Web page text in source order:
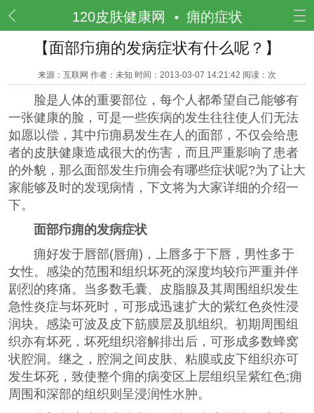
120皮肤健康网 痈的症状
【面部疖痈的发病症状有什么呢？】
来源：互联网 作者：未知 时间：2013-03-07 14:21:42 阅读： 次
脸是人体的重要部位，每个人都希望自己能够有
一张健康的脸，可是一些疾病的发生往往使人们无法
如愿以偿，其中疖痈易发生在人的面部，不仅会给患
者的皮肤健康造成很大的伤害，而且严重影响了患者
的外貌，那么面部发生疖痈会有哪些症状呢?为了让大
家能够及时的发现病情，下文将为大家详细的介绍一
下。
面部疖痈的发病症状
痈好发于唇部(唇痈)，上唇多于下唇，男性多于
女性。感染的范围和组织坏死的深度均较疖严重并伴
剧烈的疼痛。当多数毛囊、皮脂腺及其周围组织发生
急性炎症与坏死时，可形成迅速扩大的紫红色炎性浸
润块。感染可波及皮下筋膜层及肌组织。初期周围组
织亦有坏死，坏死组织溶解排出后，可形成多数蜂窝
状腔洞。继之，腔洞之间皮肤、粘膜或皮下组织亦可
发生坏死，致使整个痈的病变区上层组织呈紫红色;痈
周围和深部的组织则呈浸润性水肿。